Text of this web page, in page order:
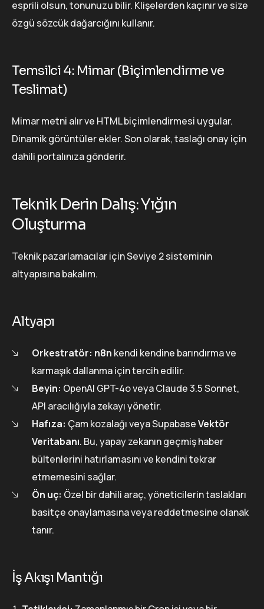
esprili olsun, tonunuzu bilir. Klişelerden kaçınır ve size
özgü sözcük dağarcığını kullanır.
Temsilci 4: Mimar (Biçimlendirme ve
Teslimat)
Mimar metni alır ve HTML biçimlendirmesi uygular.
Dinamik görüntüler ekler. Son olarak, taslağı onay için
dahili portalınıza gönderir.
Teknik Derin Dalış: Yığın
Oluşturma
Teknik pazarlamacılar için Seviye 2 sisteminin
altyapısına bakalım.
Altyapı
Orkestratör: n8n kendi kendine barındırma ve
karmaşık dallanma için tercih edilir.
Beyin: OpenAI GPT-4o veya Claude 3.5 Sonnet,
API aracılığıyla zekayı yönetir.
Hafıza: Çam kozalağı veya SupabaseVektör
Veritabanı. Bu, yapay zekanın geçmiş haber
bültenlerini hatırlamasını ve kendini tekrar
etmemesini sağlar.
Ön uç: Özel bir dahili araç, yöneticilerin taslakları
basitçe onaylamasına veya reddetmesine olanak
tanır.
İş Akışı Mantığı